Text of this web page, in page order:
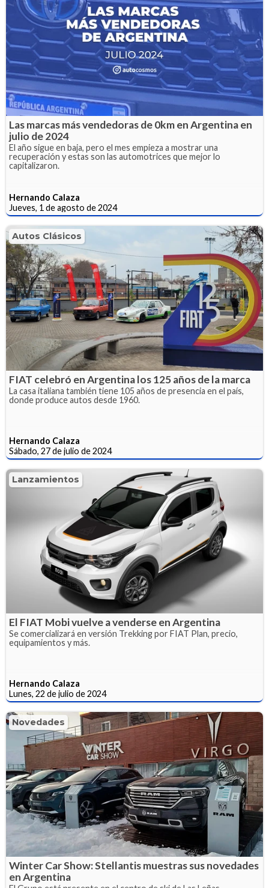
Las marcas más vendedoras de 0km en Argentina en
julio de 2024
El año sigue en baja, pero el mes empieza a mostrar una
recuperación y estas son las automotrices que mejor lo
capitalizaron.
Hernando Calaza
Jueves, 1 de agosto de 2024
Autos Clásicos
FIAT celebró en Argentina los 125 años de la marca
La casa italiana también tiene 105 años de presencia en el país,
donde produce autos desde 1960.
Hernando Calaza
Sábado, 27 de julio de 2024
Lanzamientos
El FIAT Mobi vuelve a venderse en Argentina
Se comercializará en versión Trekking por FIAT Plan, precio,
equipamientos y más.
Hernando Calaza
Lunes, 22 de julio de 2024
Novedades
Winter Car Show: Stellantis muestras sus novedades
en Argentina